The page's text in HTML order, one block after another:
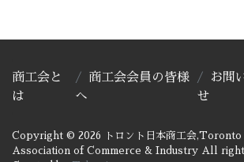
Copyright © 2026 トロント日本商工会,Toronto
Association of Commerce & Industry All
商工会と
は
商工会会員の皆様
へ
お問
せ